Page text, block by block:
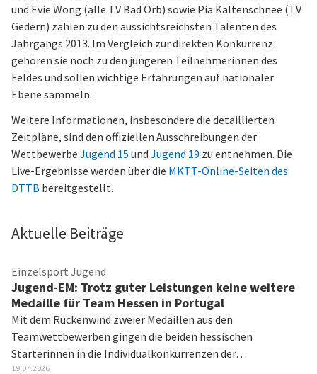
und Evie Wong (alle TV Bad Orb) sowie Pia Kaltenschnee (TV
Gedern) zählen zu den aussichtsreichsten Talenten des
Jahrgangs 2013. Im Vergleich zur direkten Konkurrenz
gehören sie noch zu den jüngeren Teilnehmerinnen des
Feldes und sollen wichtige Erfahrungen auf nationaler
Ebene sammeln.
Weitere Informationen, insbesondere die detaillierten
Zeitpläne, sind den offiziellen Ausschreibungen der
Wettbewerbe Jugend 15 und Jugend 19 zu entnehmen. Die
Live-Ergebnisse werden über die MKTT-Online-Seiten des
DTTB bereitgestellt.
Aktuelle Beiträge
Einzelsport Jugend
Jugend-EM: Trotz guter Leistungen keine weitere
Medaille für Team Hessen in Portugal
Mit dem Rückenwind zweier Medaillen aus den
Teamwettbewerben gingen die beiden hessischen
Starterinnen in die Individualkonkurrenzen der…
19.07.2026